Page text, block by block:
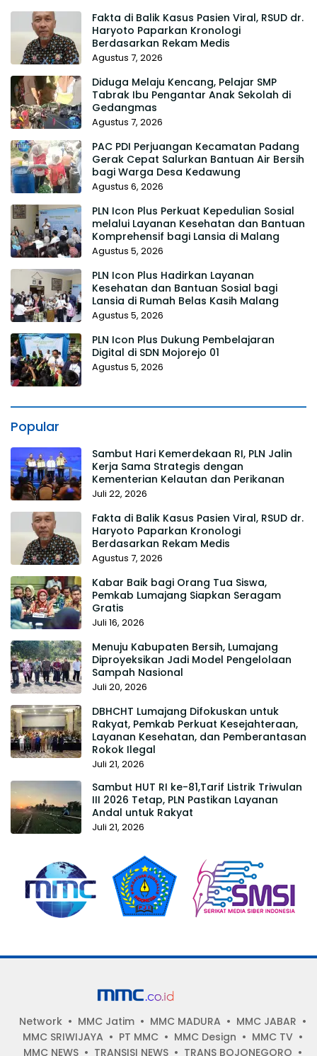
Fakta di Balik Kasus Pasien Viral, RSUD dr.
Haryoto Paparkan Kronologi
Berdasarkan Rekam Medis
Agustus 7, 2026
Diduga Melaju Kencang, Pelajar SMP
Tabrak Ibu Pengantar Anak Sekolah di
Gedangmas
Agustus 7, 2026
PAC PDI Perjuangan Kecamatan Padang
Gerak Cepat Salurkan Bantuan Air Bersih
bagi Warga Desa Kedawung
Agustus 6, 2026
PLN Icon Plus Perkuat Kepedulian Sosial
melalui Layanan Kesehatan dan Bantuan
Komprehensif bagi Lansia di Malang
Agustus 5, 2026
PLN Icon Plus Hadirkan Layanan
Kesehatan dan Bantuan Sosial bagi
Lansia di Rumah Belas Kasih Malang
Agustus 5, 2026
PLN Icon Plus Dukung Pembelajaran
Digital di SDN Mojorejo 01
Agustus 5, 2026
Popular
Sambut Hari Kemerdekaan RI, PLN Jalin
Kerja Sama Strategis dengan
Kementerian Kelautan dan Perikanan
Juli 22, 2026
Fakta di Balik Kasus Pasien Viral, RSUD dr.
Haryoto Paparkan Kronologi
Berdasarkan Rekam Medis
Agustus 7, 2026
Kabar Baik bagi Orang Tua Siswa,
Pemkab Lumajang Siapkan Seragam
Gratis
Juli 16, 2026
Menuju Kabupaten Bersih, Lumajang
Diproyeksikan Jadi Model Pengelolaan
Sampah Nasional
Juli 20, 2026
DBHCHT Lumajang Difokuskan untuk
Rakyat, Pemkab Perkuat Kesejahteraan,
Layanan Kesehatan, dan Pemberantasan
Rokok Ilegal
Juli 21, 2026
Sambut HUT RI ke-81,Tarif Listrik Triwulan
III 2026 Tetap, PLN Pastikan Layanan
Andal untuk Rakyat
Juli 21, 2026
Network MMC Jatim MMC MADURA
MMC JABAR
MMC SRIWIJAYA
PT MMC MMC Design
MMC TV
MMC NEWS
TRANSISI NEWS TRANS BOJONEGORO